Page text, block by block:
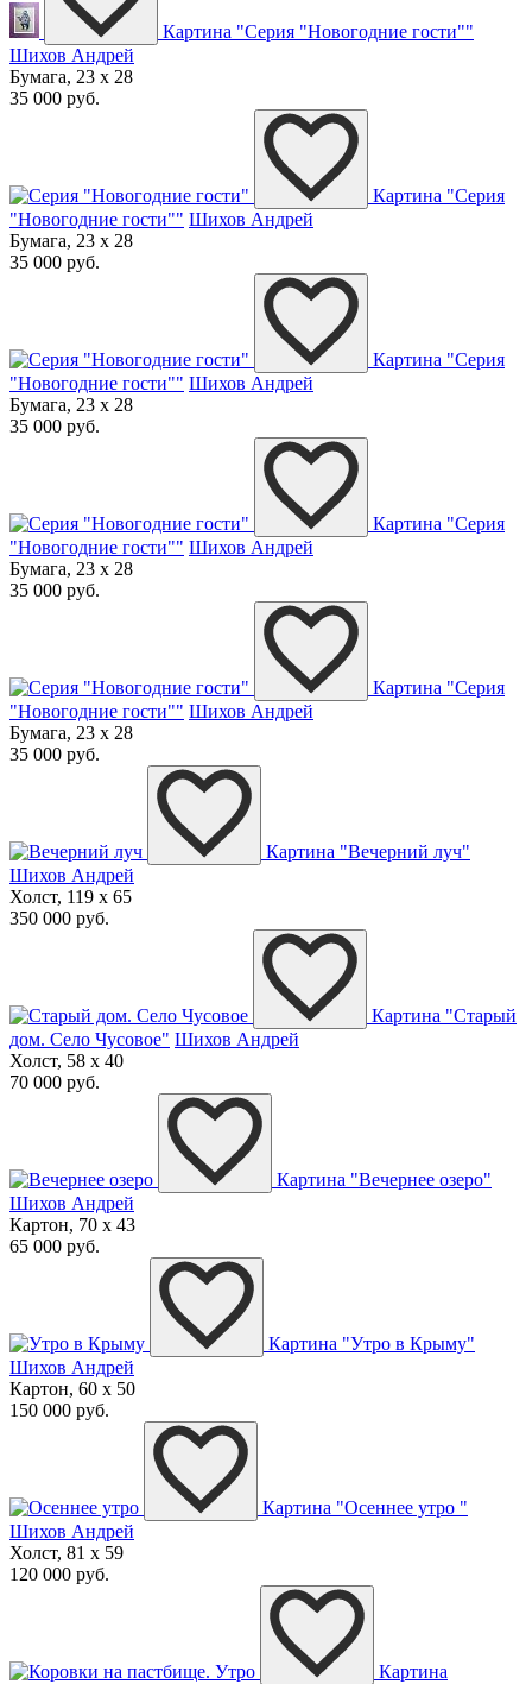
Картина "Серия "Новогодние гости""
Шихов Андрей
Бумага, 23 x 28
35 000 руб.
Картина "Серия
"Новогодние гости"" Шихов Андрей
Бумага, 23 x 28
35 000 руб.
Картина "Серия
"Новогодние гости"" Шихов Андрей
Бумага, 23 x 28
35 000 руб.
Картина "Серия
"Новогодние гости"" Шихов Андрей
Бумага, 23 x 28
35 000 руб.
Картина "Серия
"Новогодние гости"" Шихов Андрей
Бумага, 23 x 28
35 000 руб.
Картина "Вечерний луч"
Шихов Андрей
Холст, 119 x 65
350 000 руб.
Картина "Старый
дом. Село Чусовое" Шихов Андрей
Холст, 58 x 40
70 000 руб.
Картина "Вечернее озеро"
Шихов Андрей
Картон, 70 x 43
65 000 руб.
Картина "Утро в Крыму"
Шихов Андрей
Картон, 60 x 50
150 000 руб.
Картина "Осеннее утро "
Шихов Андрей
Холст, 81 x 59
120 000 руб.
Картина